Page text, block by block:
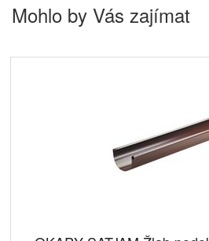
Mohlo by Vás zajímat